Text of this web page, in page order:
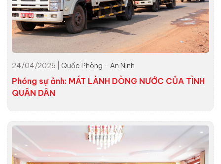
24/04/2026 | Quốc Phòng - An Ninh
Phóng sự ảnh: MÁT LÀNH DÒNG NƯỚC CỦA TÌNH
QUÂN DÂN